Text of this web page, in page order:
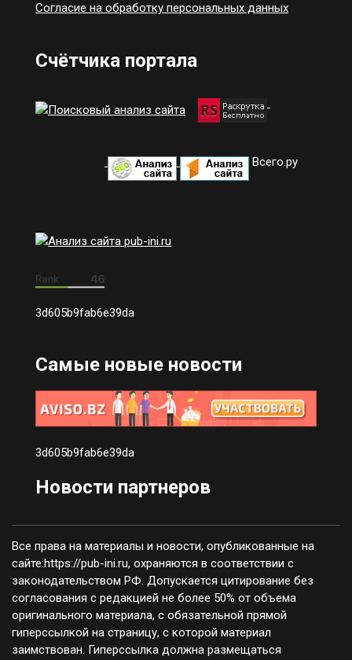
Согласие на обработку персональных данных
Счётчика портала
Всего.ру
3d605b9fab6e39da
Самые новые новости
3d605b9fab6e39da
Новости партнеров
Все права на материалы и новости, опубликованные на
сайте:https://pub-ini.ru, охраняются в соответствии с
законодательством РФ. Допускается цитирование без
согласования с редакцией не более 50% от объема
оригинального материала, с обязательной прямой
гиперссылкой на страницу, с которой материал
заимствован. Гиперссылка должна размещаться